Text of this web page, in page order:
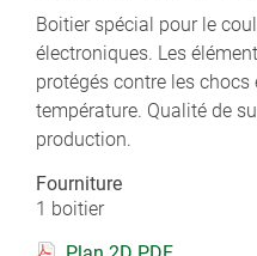
Boitier spécial pour le
électroniques. Les
protégés contre les
température. Qualité de
production.
Fourniture
1 boitier